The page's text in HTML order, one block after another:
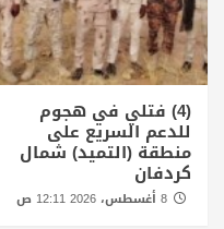
(4) فتلي في هجوم
للدعم السريع على
منطقة (التميد) شمال
كردفان